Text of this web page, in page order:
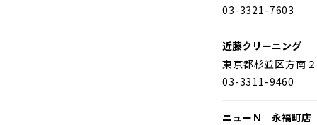
03-3321-7603
近藤クリーニング
東京都杉並区方南
03-3311-9460
ニューＮ 永福町店